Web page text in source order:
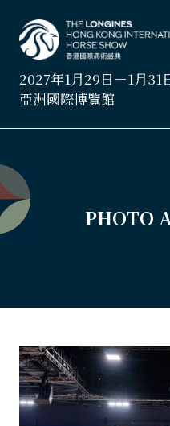
2027年1月29日－1月31
亞洲國際博覽館
PHOTO